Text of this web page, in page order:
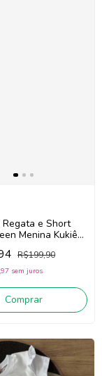
Regata e Short
Menina Kukiê
Verde)
R$199,90
sem juros
Comprar